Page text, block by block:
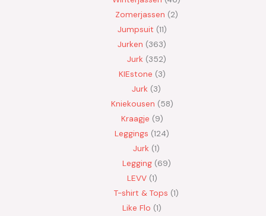
Zomerjassen 2
Jumpsuit 11
Jurken 363
Jurk 352
KIEstone 3
Jurk 3
Kniekousen 58
Kraagje 9
Leggings 124
Jurk 1
Legging 69
LEVV 1
T-shirt & Tops 1
Like Flo 1